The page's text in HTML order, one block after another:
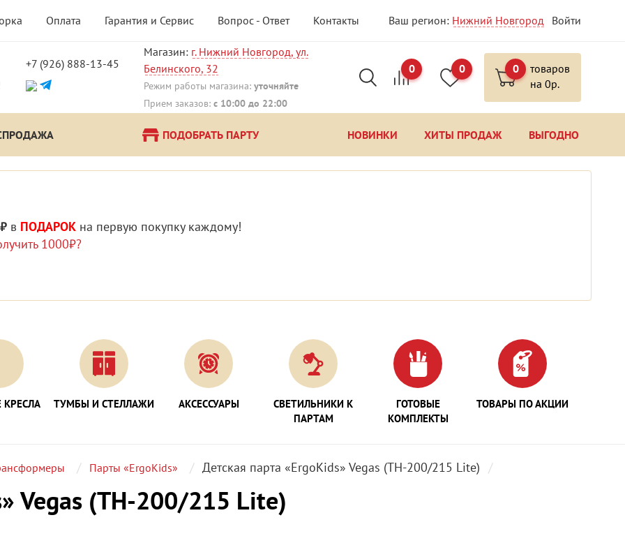
Оплата Гарантия и Сервис Вопрос - Ответ Контакты Ваш регион: Нижний Новгород Войти
+7 (926) 888-13-45
Магазин: г. Нижний Новгород, ул.
Белинского, 32
Режим работы магазина: уточняйте
Прием заказов: с 10:00 до 22:00
0 0 0
товаров
на 0р.
ПОДОБРАТЬ ПАРТУ НОВИНКИ ХИТЫ ПРОДАЖ ВЫГОДНО
в ПОДАРОК на первую покупку каждому!
1000₽?
КРЕСЛА ТУМБЫ И СТЕЛЛАЖИ АКСЕССУАРЫ
СВЕТИЛЬНИКИ К
ПАРТАМ
ГОТОВЫЕ
КОМПЛЕКТЫ
ТОВАРЫ ПО АКЦИИ
Парты «ErgoKids» Детская парта «ErgoKids» Vegas (TH-200/215 Lite)
Vegas (TH-200/215 Lite)